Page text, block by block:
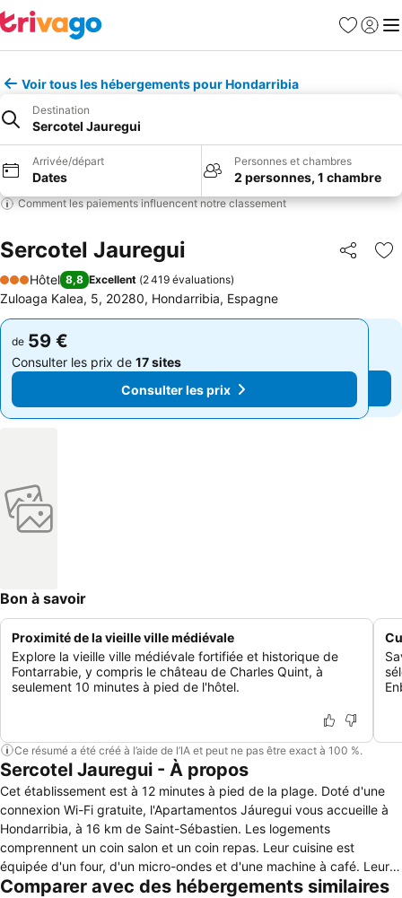
Favoris
Se
Voir tous les hébergements pour Hondarribia
Destination
Sercotel Jauregui
Arrivée/départ
Dates
Personnes et chambres
2 personnes, 1 chambre
Comment les paiements influencent notre classement
Sercotel Jauregui Partager
3 Étoiles
Hôtel 8,8 Excellent (2 419 évaluations)
Zuloaga Kalea, 5, 20280, Hondarribia, Espagne
de 59 €
Consulter les prix de 17 sites
Consulter les prix
de 59 €
Consulter les prix de 17 sites
Consulter les prix
Bon à savoir
Proximité de la vieille ville médiévale
Explore la vieille ville médiévale fortifiée et historique de
Fontarrabie, y compris le château de Charles Quint, à
seulement 10 minutes à pied de l'hôtel.
Ce résumé a été créé à l’aide de l’IA et peut ne pas être exact à 100 %.
Sercotel Jauregui - À propos
Cet établissement est à 12 minutes à pied de la plage. Doté d'une
connexion Wi-Fi gratuite, l'Apartamentos Jáuregui vous accueille à
Hondarribia, à 16 km de Saint-Sébastien. Les logements
comprennent un coin salon et un coin repas. Leur cuisine est
équipée d'un four, d'un micro-ondes et d'une machine à café. Leur
salle de bains privative est quant à elle pourvue d'un bidet et de
Comparer avec des hébergements similaires